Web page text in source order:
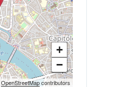
+
−
OpenStreetMapcontributors